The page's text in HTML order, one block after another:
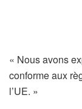
« Nous avons
conforme aux
l’UE. »